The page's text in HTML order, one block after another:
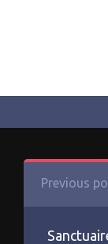
Previous